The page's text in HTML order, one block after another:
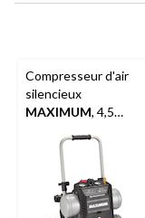
Compresseur d'air
silencieux
MAXIMUM, 4,5